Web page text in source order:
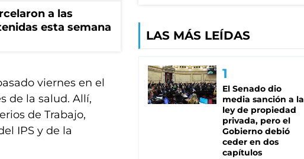
a las
esta semana
viernes en el
de la salud. Allí,
de Trabajo,
IPS y de la
LAS MÁS LEÍDAS
El Senado dio
media sanción a la
ley de propiedad
privada, pero el
Gobierno debió
ceder en dos
capítulos